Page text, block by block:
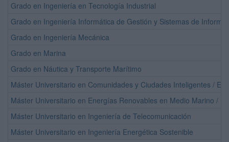
Grado en Ingeniería en Tecnología Industrial
Grado en Ingeniería Informática de Gestión y Sistemas de
Grado en Ingeniería Mecánica
Grado en Marina
Grado en Náutica y Transporte Marítimo
Máster Universitario en Comunidades y Ciudades Inteligentes /
Máster Universitario en Energías Renovables en Medio Marino /
Máster Universitario en Ingeniería de Telecomunicación
Máster Universitario en Ingeniería Energética Sostenible